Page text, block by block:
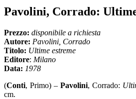
Pavolini, Corrado:
Prezzo: disponibile a richiesta
Autore: Pavolini, Corrado
Titolo: Ultime estreme
Editore: Milano
Data: 1978
(Conti, Primo) – Pavolini, Corrado:
cm.